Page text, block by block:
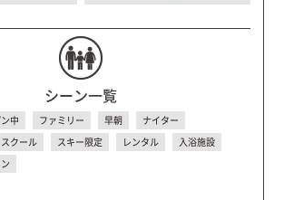
シーン一覧
中 ファミリー 早朝
ナイター
スクール スキー限定 レンタル
入浴施設